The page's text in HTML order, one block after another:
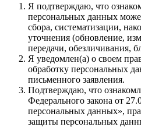
Я подтверждаю, что
персональных данных
сбора, систематизации,
уточнения (обновление,
передачи, обезличивания,
Я уведомлен(а) о своем
обработку персональных
письменного заявления.
Подтверждаю, что
Федерального закона от
персональных данных»,
защиты персональных